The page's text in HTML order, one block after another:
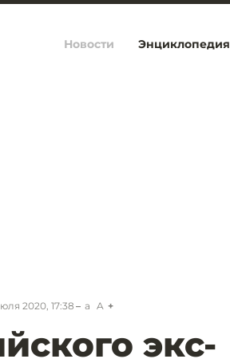
Новости Энциклопедия
2020, 17:38 a A
экс-